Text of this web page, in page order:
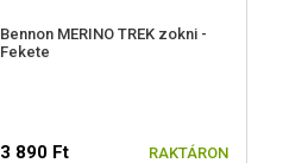
Bennon MERINO TREK zokni -
Fekete
3 890 Ft RAKTÁRON